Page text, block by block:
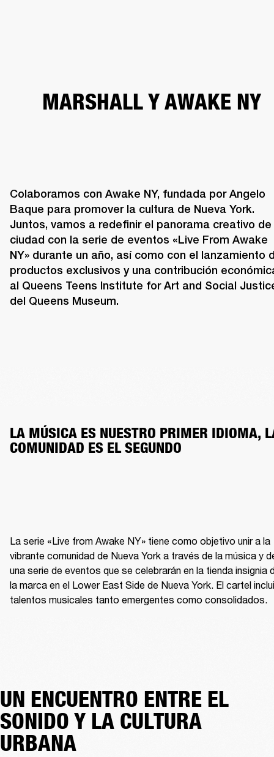
MARSHALL Y AWAKE NY
Colaboramos con Awake NY, fundada por Angelo
Baque para promover la cultura de Nueva York.
Juntos, vamos a redefinir el panorama creativo de
ciudad con la serie de eventos «Live From Awake
NY» durante un año, así como con el lanzamiento
productos exclusivos y una contribución
al Queens Teens Institute for Art and Social
del Queens Museum.
LA MÚSICA ES NUESTRO PRIMER IDIOMA,
COMUNIDAD ES EL SEGUNDO
La serie «Live from Awake NY» tiene como objetivo unir a la
vibrante comunidad de Nueva York a través de la música y
una serie de eventos que se celebrarán en la tienda insignia
la marca en el Lower East Side de Nueva York. El cartel
talentos musicales tanto emergentes como consolidados.
UN ENCUENTRO ENTRE EL
SONIDO Y LA CULTURA
URBANA